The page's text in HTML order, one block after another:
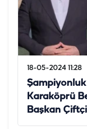
18-05-2024 11:28
Şampiyonluk
Karaköprü
Başkan